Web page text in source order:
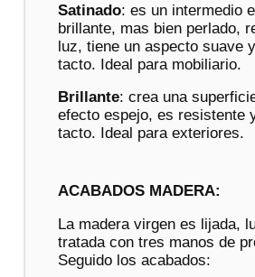
Satinado: es un intermedio
brillante, mas bien perlado,
luz, tiene un aspecto suave
tacto. Ideal para mobiliario.
Brillante: crea una
efecto espejo, es resistente
tacto. Ideal para exteriores.
ACABADOS MADERA:
La madera virgen es lijada,
tratada con tres manos de
Seguido los acabados: